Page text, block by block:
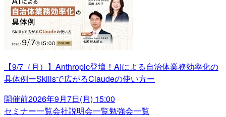
【9/7（月）】Anthropic登壇！AIによる自治体業務効率化の
具体例ーSkillsで広がるClaudeの使い方ー
開催前2026年9月7日(月) 15:00
セミナー一覧会社説明会一覧勉強会一覧